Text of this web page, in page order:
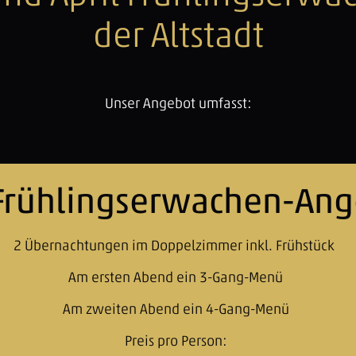
der Altstadt
Unser Angebot umfasst:
2 Übernachtungen im Doppelzimmer inkl. Frühstück
Am ersten Abend ein 3-Gang-Menü
Am zweiten Abend ein 4-Gang-Menü
Preis pro Person: